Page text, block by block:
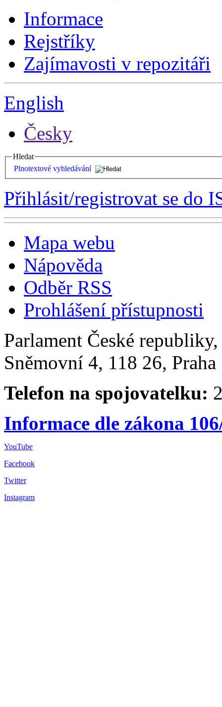
Informace
Rejstříky
Zajímavosti v repozitáři
English
Česky
Hledat
Plnotextové vyhledávání
Přihlásit/registrovat se do
Mapa webu
Nápověda
Odběr RSS
Prohlášení přístupnosti
Parlament České
Sněmovní 4, 118 26,
Telefon na spojovatelku:
Informace dle zákona
YouTube
Facebook
Twitter
Instagram